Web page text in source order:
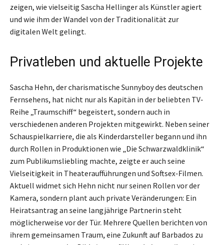
zeigen, wie vielseitig Sascha Hellinger als Künstler agiert
und wie ihm der Wandel von der Traditionalität zur
digitalen Welt gelingt.
Privatleben und aktuelle Projekte
Sascha Hehn, der charismatische Sunnyboy des deutschen
Fernsehens, hat nicht nur als Kapitän in der beliebten TV-
Reihe „Traumschiff“ begeistert, sondern auch in
verschiedenen anderen Projekten mitgewirkt. Neben seiner
Schauspielkarriere, die als Kinderdarsteller begann und ihn
durch Rollen in Produktionen wie „Die Schwarzwaldklinik“
zum Publikumsliebling machte, zeigte er auch seine
Vielseitigkeit in Theateraufführungen und Softsex-Filmen.
Aktuell widmet sich Hehn nicht nur seinen Rollen vor der
Kamera, sondern plant auch private Veränderungen: Ein
Heiratsantrag an seine langjährige Partnerin steht
möglicherweise vor der Tür. Mehrere Quellen berichten von
ihrem gemeinsamen Traum, eine Zukunft auf Barbados zu